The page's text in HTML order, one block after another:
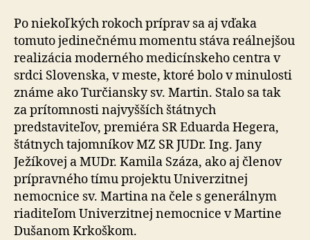
Po niekoľkých rokoch príprav sa aj vďaka
tomuto jedinečnému momentu stáva reálnejšou
realizácia moderného medicínskeho centra v
srdci Slovenska, v meste, ktoré bolo v minulosti
známe ako Turčiansky sv. Martin. Stalo sa tak
za prítomnosti najvyšších štátnych
predstaviteľov, premiéra SR Eduarda Hegera,
štátnych tajomníkov MZ SR JUDr. Ing. Jany
Ježíkovej a MUDr. Kamila Száza, ako aj členov
prípravného tímu projektu Univerzitnej
nemocnice sv. Martina na čele s generálnym
riaditeľom Univerzitnej nemocnice v Martine
Dušanom Krkoškom.